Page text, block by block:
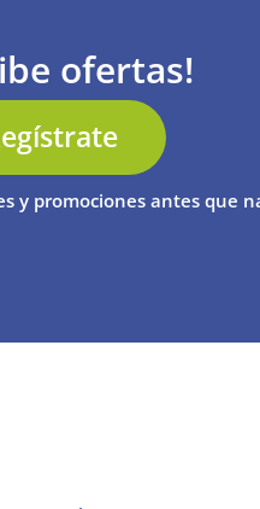
ofertas!
y promociones antes que